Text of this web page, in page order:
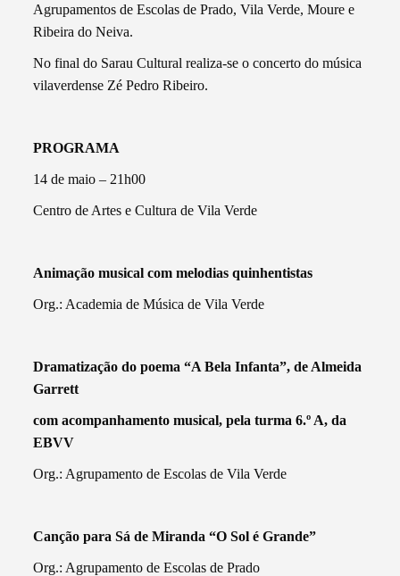
Agrupamentos de Escolas de Prado, Vila Verde, Moure e
Ribeira do Neiva.
No final do Sarau Cultural realiza-se o concerto do música
vilaverdense Zé Pedro Ribeiro.
PROGRAMA
14 de maio – 21h00
Centro de Artes e Cultura de Vila Verde
Animação musical com melodias quinhentistas
Org.: Academia de Música de Vila Verde
Dramatização do poema “A Bela Infanta”, de Almeida
Garrett
com acompanhamento musical, pela turma 6.º A, da
EBVV
Org.: Agrupamento de Escolas de Vila Verde
Canção para Sá de Miranda “O Sol é Grande”
Org.: Agrupamento de Escolas de Prado